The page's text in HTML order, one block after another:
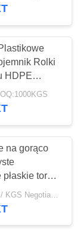
Rolki
HDPE
rozmiar
na gorąco
torby
Wysoka